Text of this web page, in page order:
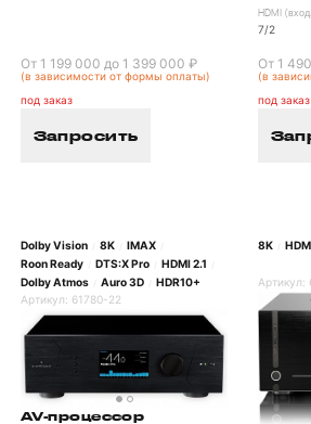
От 1 199 000 до 1 399 000 ₽
(в зависимости от формы оплаты)
под заказ
Запросить
HDMI
7/2
От 1
(в
под заказ
Dolby Vision 8K IMAX
Roon Ready DTS:X Pro HDMI 2.1
Dolby Atmos Auro 3D
HDR10+
Артикул: 61780-22
AV-процессор
8K
Артикул: